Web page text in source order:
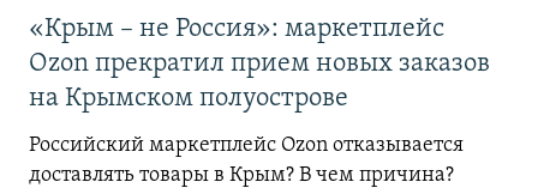
«Крым – не Россия»: маркетплейс
Ozon прекратил прием новых заказов
на Крымском полуострове
Российский маркетплейс Ozon отказывается
доставлять товары в Крым? В чем причина?